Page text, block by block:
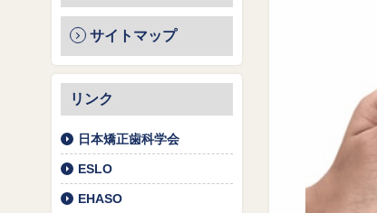
サイトマップ
リンク
日本矯正歯科学会
ESLO
EHASO